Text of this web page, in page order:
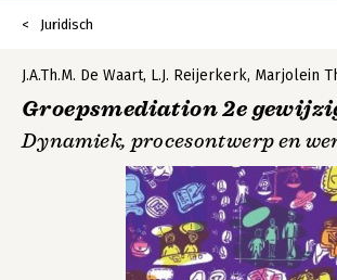
Juridisch
J.A.Th.M. De Waart, L.J. Reijerkerk, Marjolein
Groepsmediation 2e
Dynamiek, procesontwerp en